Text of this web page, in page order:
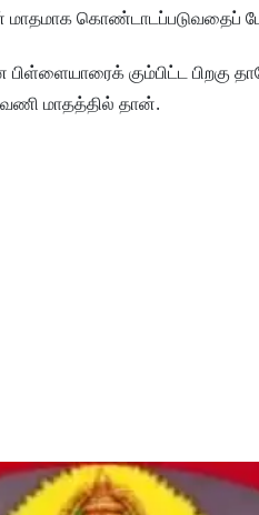
மாதமாக கொண்டாடப்படுவதைப்
கும்பிட்ட பிறகு
மாதத்தில் தான்.